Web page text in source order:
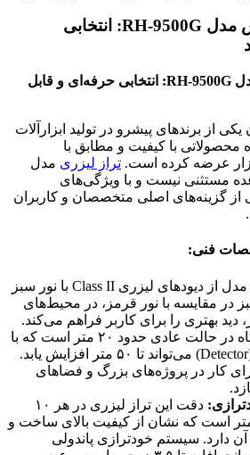
۱. تراز لیزری رونیکس مدل RH-9500G: انتخابی
از برندهای پیشرو در تولید ابزارآلات
محصولاتی با کیفیت و مطابق با
عرضه کرده است. تراز لیزری مدل
مستثنی نیست و با ویژگی‌های
از گزینه‌های اصلی متخصصان و کاربران
فنی:
این مدل از دیودهای لیزری Class II با نور سبز
در مقایسه با نور قرمز، در محیط‌های
دید بهتری را برای کاربر فراهم می‌کند.
برد کاری این دستگاه در حالت عادی حدود ۲۰ متر است که با
استفاده از گیرنده (Detector) می‌تواند تا ۵۰ متر افزایش یابد.
برای کار در پروژه‌های بزرگ و فضاهای
دقت این تراز لیزری در هر ۱۰
۲ میلی‌متر است که نشان از کیفیت بالای ساخت و
دارد. سیستم خودترازی پاندولی